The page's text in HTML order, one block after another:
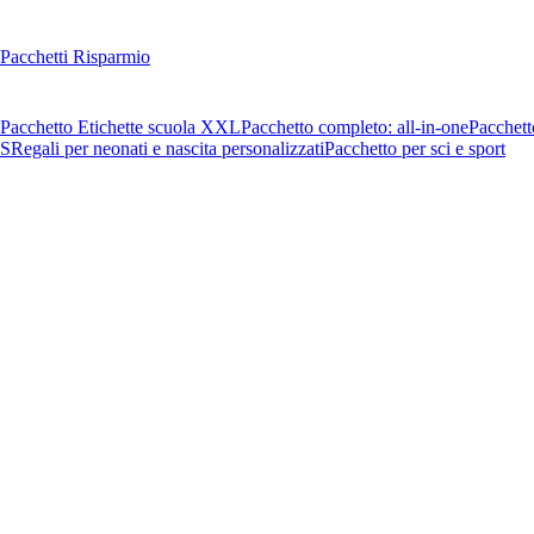
Pacchetti Risparmio
Pacchetto Etichette scuola XXLPacchetto completo: all-in-one
Regali per neonati e nascita personalizzatiPacchetto per sci e sport